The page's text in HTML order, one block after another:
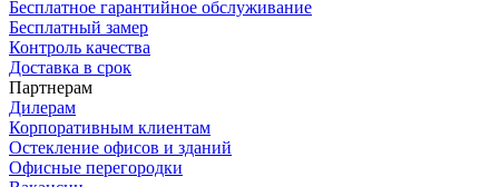
Бесплатное гарантийное обслуживание
Бесплатный замер
Контроль качества
Доставка в срок
Партнерам
Дилерам
Корпоративным клиентам
Остекление офисов и зданий
Офисные перегородки